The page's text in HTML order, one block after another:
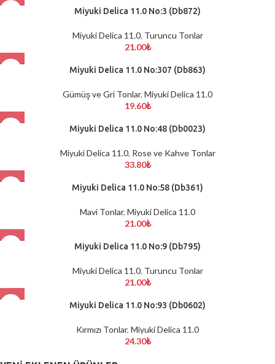
Miyuki Delica 11.0 No:3 (Db872)
Miyuki Delica 11.0, Turuncu Tonlar
21.00₺
Miyuki Delica 11.0 No:307 (Db863)
Gümüş ve Gri Tonlar, Miyuki Delica 11.0
19.60₺
Miyuki Delica 11.0 No:48 (Db0023)
Miyuki Delica 11.0, Rose ve Kahve Tonlar
33.80₺
Miyuki Delica 11.0 No:58 (Db361)
Mavi Tonlar, Miyuki Delica 11.0
21.00₺
Miyuki Delica 11.0 No:9 (Db795)
Miyuki Delica 11.0, Turuncu Tonlar
21.00₺
Miyuki Delica 11.0 No:93 (Db0602)
Kırmızı Tonlar, Miyuki Delica 11.0
24.30₺